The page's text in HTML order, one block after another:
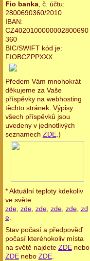
Fio banka, č. účtu:
2800690360/2010
IBAN:
CZ4020100000002800690
360
BIC/SWIFT kód je:
FIOBCZPPXXX
Předem Vám mnohokrát
děkujeme za Vaše
příspěvky na webhosting
těchto stránek. Výpisy
všech příspěvků jsou
uvedeny v jednotlivých
seznamech ZDE.)
* Aktuální teploty kdekoliv
ve světe
zde, zde, zde, zde, zde, zd
e.
Stav počasí a předpověď
počasí kteréhokoliv místa
na světě najdete ZDEnebo
ZDEnebo ZDE.